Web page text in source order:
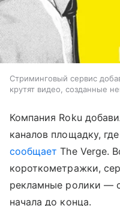
Стриминговый сервис
крутят видео, созданные
Компания Roku
каналов площадку,
сообщает The Verge.
короткометражки,
рекламные ролики —
начала до конца.